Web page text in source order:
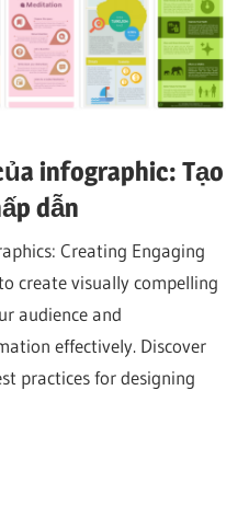
infographic: Tạo
dẫn
Creating Engaging
create visually compelling
audience and
effectively. Discover
practices for designing